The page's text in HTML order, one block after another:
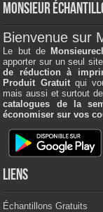
Monsieur
Bienvenue sur
Le but de
apporter sur un seul
de réduction à
Produit Gratuitqui
mais aussi et surtout
catalogues de la
économiser sur vos
Liens
Échantillons Gratuits